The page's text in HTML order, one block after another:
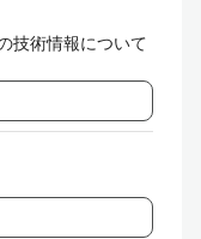
技術情報について